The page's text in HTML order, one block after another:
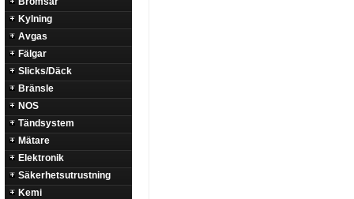
Kylning
Avgas
Fälgar
Slicks/Däck
Bränsle
NOS
Tändsystem
Mätare
Elektronik
Säkerhetsutrustning
Kemi